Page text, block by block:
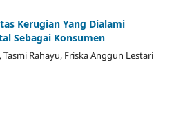
Kerugian Yang Dialami
Sebagai Konsumen
Rahayu, Friska Anggun Lestari